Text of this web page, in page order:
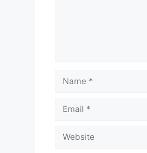
Name
Email
Website